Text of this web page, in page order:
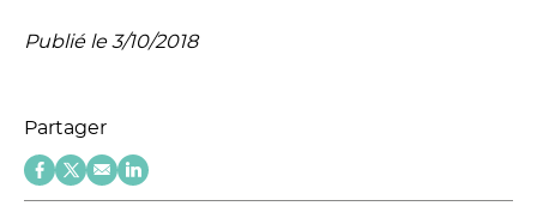
Publié le 3/10/2018
Partager